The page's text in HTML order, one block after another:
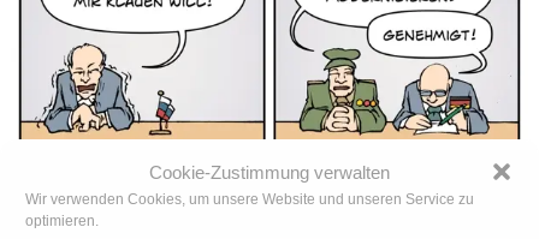
Cookie-Zustimmung verwalten
Wir verwenden Cookies, um unsere Website und unseren Service zu
optimieren.